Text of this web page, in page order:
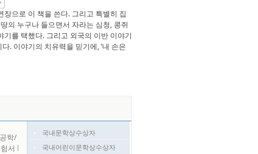
으로 이 책을 쓴다. 그리고 특별히 집
의 누구나 들으면서 자라는 심청, 콩쥐
를 택했다. 그리고 외국의 이반 이야기
. 이야기의 치유력을 믿기에, ‘내 손은
학/
서 l
국내문학상수상자
국내어린이문학상수상자